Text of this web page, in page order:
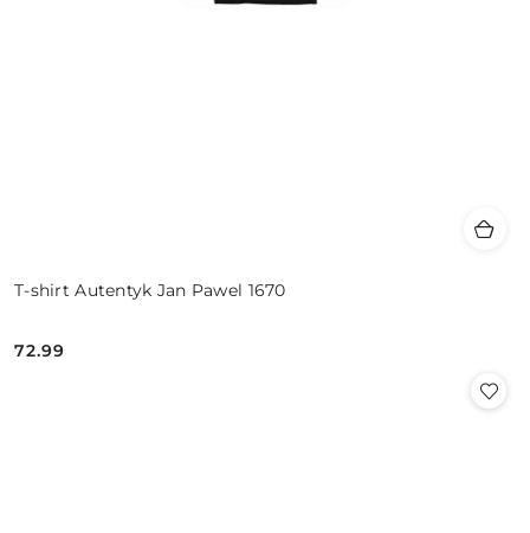
T-shirt Autentyk Jan Pawel 1670
Cena:
72.99